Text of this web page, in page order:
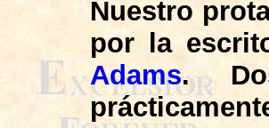
Nuestro
por la
Adams.